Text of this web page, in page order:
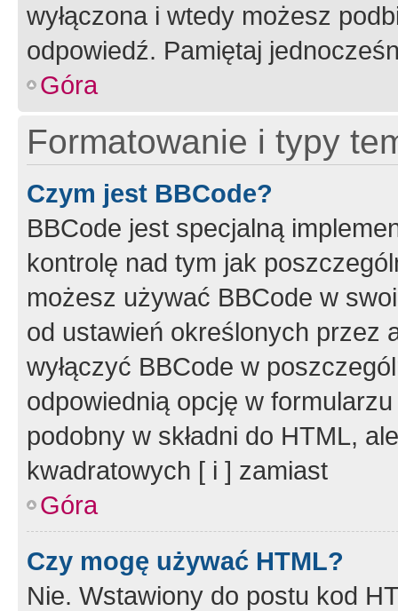
wyłączona i wtedy możesz
odpowiedź. Pamiętaj
Góra
Formatowanie i typy
Czym jest BBCode?
BBCode jest specjalną
kontrolę nad tym jak
możesz używać BBCode w
od ustawień określonych przez
wyłączyć BBCode w
odpowiednią opcję w
podobny w składni do HTML,
kwadratowych [ i ] zamiast
Góra
Czy mogę używać HTML?
Nie. Wstawiony do postu kod